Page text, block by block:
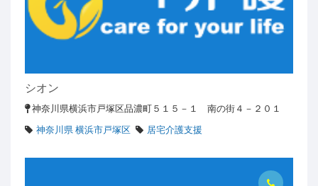
シオン
神奈川県横浜市戸塚区品濃町５１５－１ 南の街４－２０１
神奈川県 横浜市戸塚区
居宅介護支援